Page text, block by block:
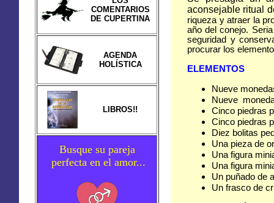
COMENTARIOS
DE CUPERTINA
AGENDA
HOLÍSTICA
LIBROS!!
Busque su pareja
perfecta en el amor...
aconsejable ritual
riqueza y atraer la
año del conejo.
seguridad y
procurar los
ELEMENTOS
Nueve
Nueve
Cinco piedras
Cinco piedras
Diez bolitas
Una pieza de
Una figura
Una figura
Un puñado de
Un frasco de